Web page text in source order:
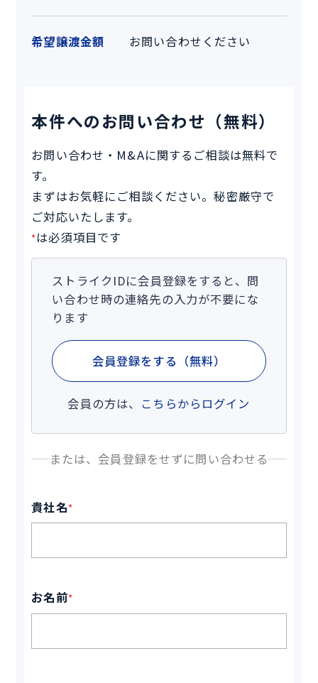
希望譲渡金額 お問い合わせください
本件へのお問い合わせ（無料）
お問い合わせ・M&Aに関するご相談は無料で
す。
まずはお気軽にご相談ください。秘密厳守で
ご対応いたします。
*は必須項目です
ストライクIDに会員登録をすると、問
い合わせ時の連絡先の入力が不要にな
ります
会員登録をする（無料）
会員の方は、 こちらからログイン
または、会員登録をせずに問い合わせる
貴社名*
お名前*